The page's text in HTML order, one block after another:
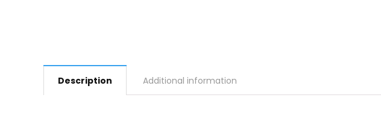
Description Additional information